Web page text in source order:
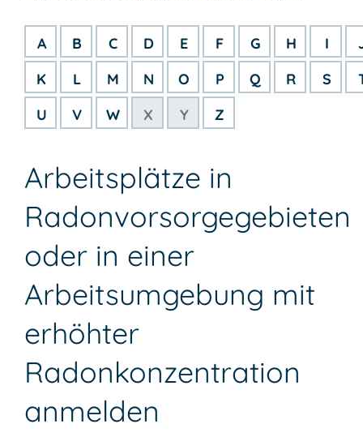
A B C D E F G H I
K
L M N O P Q R S
U
V W X Y Z
Arbeitsplätze in
Radonvorsorgegebieten
oder in einer
Arbeitsumgebung mit
erhöhter
Radonkonzentration
anmelden